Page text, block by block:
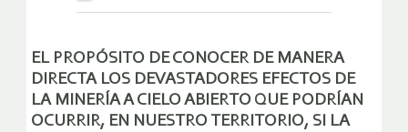
EL PROPÓSITO DE CONOCER DE MANERA
DIRECTA LOS DEVASTADORES EFECTOS DE
LA MINERÍA A CIELO ABIERTO QUE PODRÍAN
OCURRIR, EN NUESTRO TERRITORIO, SI LA